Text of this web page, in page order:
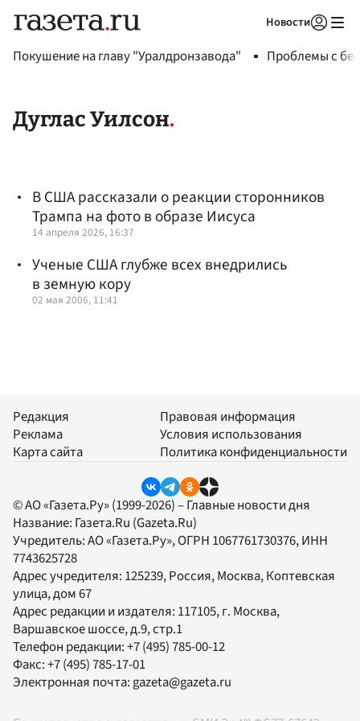
Новости
Покушение на главу "Уралдронзавода" Проблемы с
Дуглас Уилсон
В США рассказали о реакции сторонников
Трампа на фото в образе Иисуса
14 апреля 2026, 16:37
Ученые США глубже всех внедрились
в земную кору
02 мая 2006, 11:41
Редакция
Реклама
Карта сайта
Правовая информация
Условия использования
Политика конфиденциальности
© АО «Газета.Ру» (1999-2026) – Главные новости дня
Название: Газета.Ru (Gazeta.Ru)
Учредитель:АО «Газета.Ру», ОГРН 1067761730376, ИНН
7743625728
Адрес учредителя: 125239, Россия, Москва, Коптевская
улица, дом 67
Адрес редакции и издателя: 117105, г. Москва,
Варшавское шоссе, д.9, стр.1
Телефон редакции:+7 (495) 785-00-12
Факс:+7 (495) 785-17-01
Электронная почта:gazeta@gazeta.ru